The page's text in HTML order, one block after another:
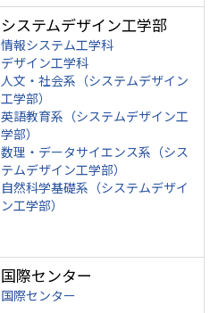
システムデザイン工学部
情報システム工学科
デザイン工学科
人文・社会系（システムデザイン
工学部）
英語教育系（システムデザイン工
学部）
数理・データサイエンス系（シス
テムデザイン工学部）
自然科学基礎系（システムデザイ
ン工学部）
国際センター
国際センター